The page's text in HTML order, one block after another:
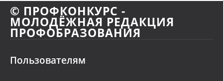
© ПРОФКОНКУРС -
МОЛОДЁЖНАЯ РЕДАКЦИЯ
ПРОФОБРАЗОВАНИЯ
Пользователям